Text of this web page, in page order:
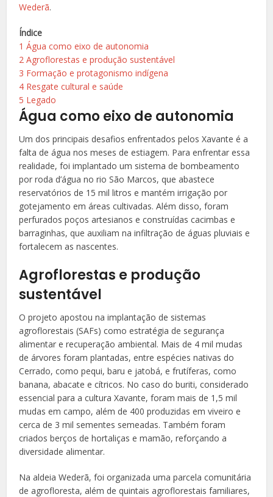
Wederã.
Índice
1 Água como eixo de autonomia
2 Agroflorestas e produção sustentável
3 Formação e protagonismo indígena
4 Resgate cultural e saúde
5 Legado
Água como eixo de autonomia
Um dos principais desafios enfrentados pelos Xavante é a
falta de água nos meses de estiagem. Para enfrentar essa
realidade, foi implantado um sistema de bombeamento
por roda d’água no rio São Marcos, que abastece
reservatórios de 15 mil litros e mantém irrigação por
gotejamento em áreas cultivadas. Além disso, foram
perfurados poços artesianos e construídas cacimbas e
barraginhas, que auxiliam na infiltração de águas pluviais e
fortalecem as nascentes.
Agroflorestas e produção
sustentável
O projeto apostou na implantação de sistemas
agroflorestais (SAFs) como estratégia de segurança
alimentar e recuperação ambiental. Mais de 4 mil mudas
de árvores foram plantadas, entre espécies nativas do
Cerrado, como pequi, baru e jatobá, e frutíferas, como
banana, abacate e cítricos. No caso do buriti, considerado
essencial para a cultura Xavante, foram mais de 1,5 mil
mudas em campo, além de 400 produzidas em viveiro e
cerca de 3 mil sementes semeadas. Também foram
criados berços de hortaliças e mamão, reforçando a
diversidade alimentar.
Na aldeia Wederã, foi organizada uma parcela comunitária
de agrofloresta, além de quintais agroflorestais familiares,